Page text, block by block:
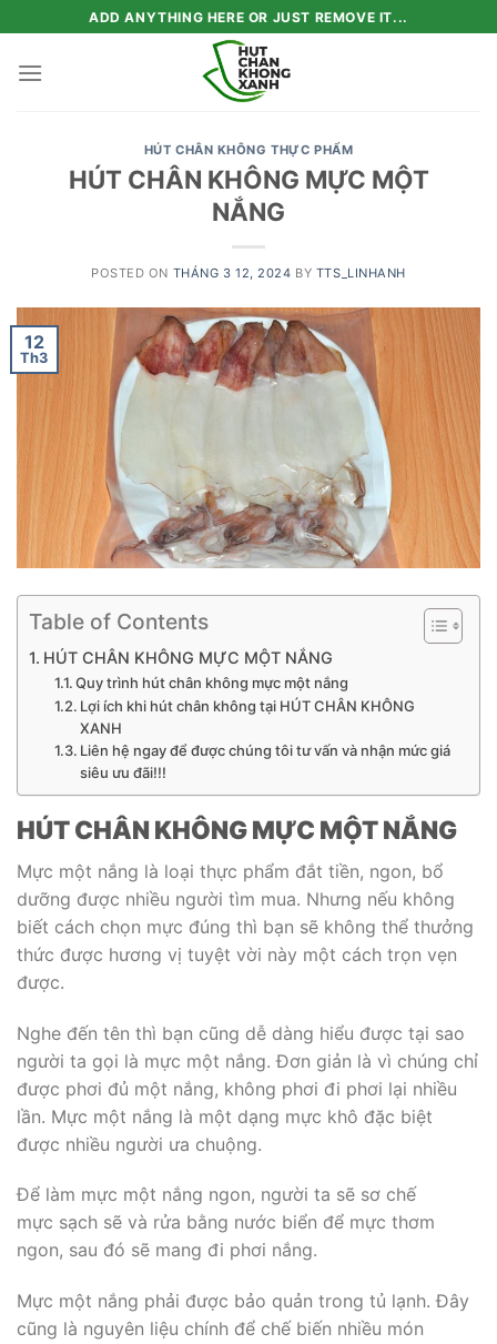
to
content
ADD ANYTHING HERE OR JUST REMOVE IT...
HÚT CHÂN KHÔNG THỰC PHẨM
HÚT CHÂN KHÔNG MỰC MỘT
NẮNG
POSTED ON THÁNG 3 12, 2024 BY TTS_LINHANH
12
Th3
Table of Contents
HÚT CHÂN KHÔNG MỰC MỘT NẮNG
Quy trình hút chân không mực một nắng
Lợi ích khi hút chân không tại HÚT CHÂN KHÔNG
XANH
Liên hệ ngay để được chúng tôi tư vấn và nhận mức giá
siêu ưu đãi!!!
HÚT CHÂN KHÔNG MỰC MỘT NẮNG
Mực một nắng là loại thực phẩm đắt tiền, ngon, bổ
dưỡng được nhiều người tìm mua. Nhưng nếu không
biết cách chọn mực đúng thì bạn sẽ không thể thưởng
thức được hương vị tuyệt vời này một cách trọn vẹn
được.
Nghe đến tên thì bạn cũng dễ dàng hiểu được tại sao
người ta gọi là mực một nắng. Đơn giản là vì chúng chỉ
được phơi đủ một nắng, không phơi đi phơi lại nhiều
lần. Mực một nắng là một dạng mực khô đặc biệt
được nhiều người ưa chuộng.
Để làm mực một nắng ngon, người ta sẽ sơ chế
mực sạch sẽ và rửa bằng nước biển để mực thơm
ngon, sau đó sẽ mang đi phơi nắng.
Mực một nắng phải được bảo quản trong tủ lạnh. Đây
cũng là nguyên liệu chính để chế biến nhiều món